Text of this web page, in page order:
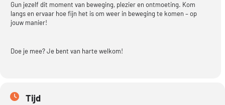
Gun jezelf dit moment van beweging, plezier en ontmoeting. Kom
langs en ervaar hoe fijn het is om weer in beweging te komen – op
jouw manier!
Doe je mee? Je bent van harte welkom!
Tijd